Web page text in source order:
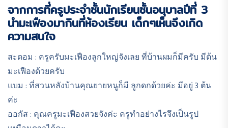
จากการที่ครูประจำชั้นนักเรียนชั้นอนุบาลปีที่ 3
นำมะเฟืองมากินที่ห้องเรียน เด็กๆเห็นจึงเกิด
ความสนใจ
สะตอม : ครูครับมะเฟืองลูกใหญ่จังเลย ที่บ้านผมก็มีครับ มีต้น
มะเฟืองด้วยครับ
แบม : ที่สวนหลังบ้านคุณยายหนูก็มี ลูกดกด้วยค่ะ มีอยู่ 3 ต้น
ค่ะ
ออกัส : คุณครูมะเฟืองสวยจังค่ะ ครูทำอย่างไรจึงเป็นรูป